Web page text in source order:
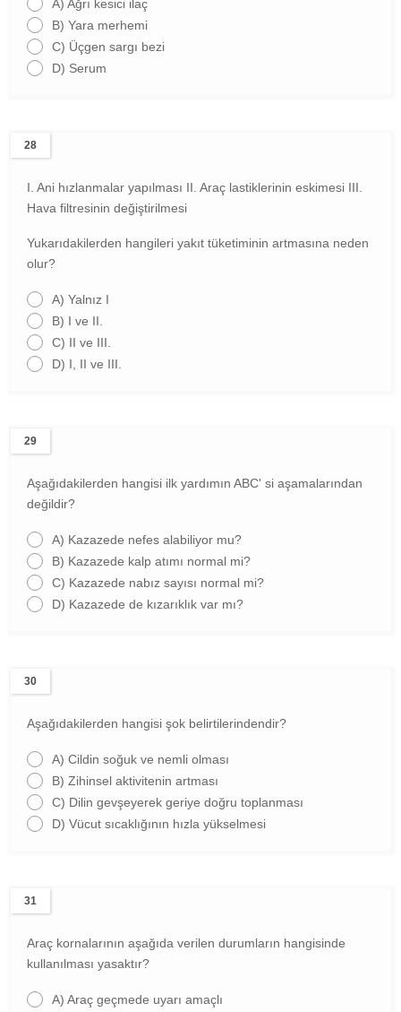
A) Ağrı kesici ilaç
B) Yara merhemi
C) Üçgen sargı bezi
D) Serum
28
I. Ani hızlanmalar yapılması II. Araç lastiklerinin eskimesi III.
Hava filtresinin değiştirilmesi
Yukarıdakilerden hangileri yakıt tüketiminin artmasına neden
olur?
A) Yalnız I
B) I ve II.
C) II ve III.
D) I, II ve III.
29
Aşağıdakilerden hangisi ilk yardımın ABC' si aşamalarından
değildir?
A) Kazazede nefes alabiliyor mu?
B) Kazazede kalp atımı normal mi?
C) Kazazede nabız sayısı normal mi?
D) Kazazede de kızarıklık var mı?
30
Aşağıdakilerden hangisi şok belirtilerindendir?
A) Cildin soğuk ve nemli olması
B) Zihinsel aktivitenin artması
C) Dilin gevşeyerek geriye doğru toplanması
D) Vücut sıcaklığının hızla yükselmesi
31
Araç kornalarının aşağıda verilen durumların hangisinde
kullanılması yasaktır?
A) Araç geçmede uyarı amaçlı